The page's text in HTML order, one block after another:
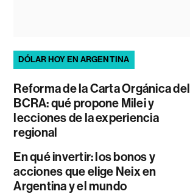
DÓLAR HOY EN ARGENTINA
Reforma de la Carta Orgánica del
BCRA: qué propone Milei y
lecciones de la experiencia
regional
En qué invertir: los bonos y
acciones que elige Neix en
Argentina y el mundo